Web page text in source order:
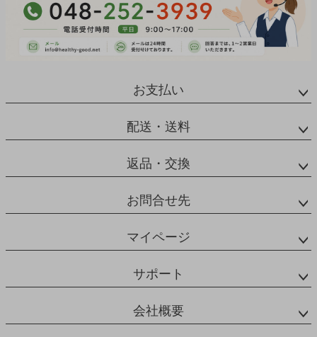
お支払い
配送・送料
返品・交換
お問合せ先
マイページ
サポート
会社概要